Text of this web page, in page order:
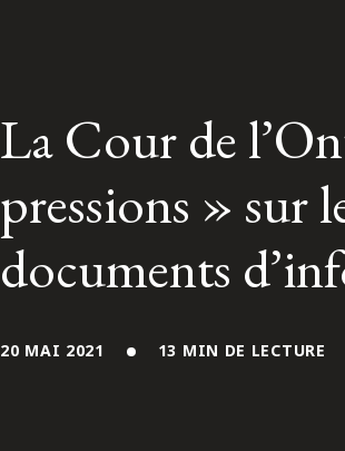
La Cour de
pressions » sur
documents
20 MAI 2021 13 MIN DE LECTURE